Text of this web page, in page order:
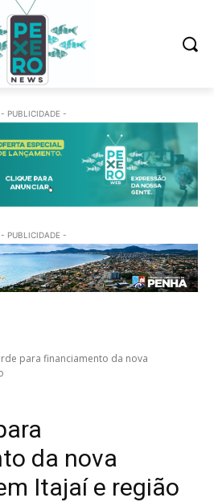
- PUBLICIDADE -
- PUBLICIDADE -
para financiamento da nova
da nova
Itajaí e região